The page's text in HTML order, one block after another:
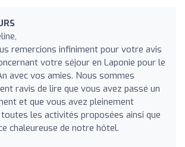
remercions infiniment pour votre avis
votre séjour en Laponie pour le
avec vos amies. Nous sommes
ravis de lire que vous avez passé un
et que vous avez pleinement
les activités proposées ainsi que
chaleureuse de notre hôtel.